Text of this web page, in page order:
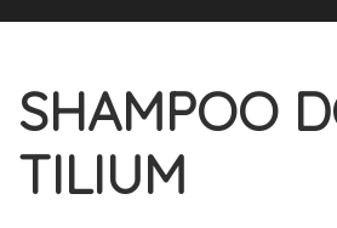
SHAMPOO
TILIUM